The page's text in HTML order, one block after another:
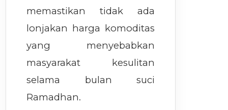
memastikan tidak ada
lonjakan harga komoditas
yang menyebabkan
masyarakat kesulitan
selama bulan suci
Ramadhan.